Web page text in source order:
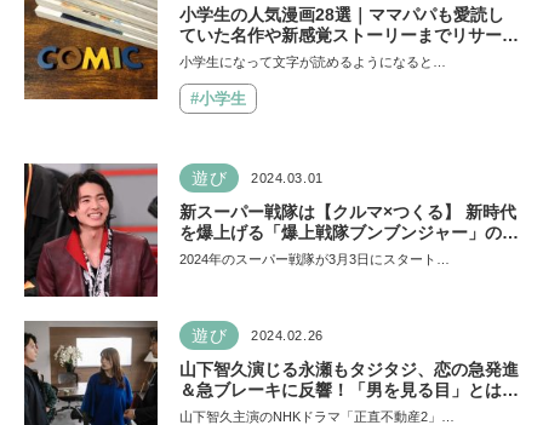
小学生の人気漫画28選｜ママパパも愛読し
ていた名作や新感覚ストーリーまでリサー
チ！
小学生になって文字が読めるようになると…
#小学生
遊び 2024.03.01
新スーパー戦隊は【クルマ×つくる】 新時代
を爆上げる「爆上戦隊ブンブンジャー」の見
どころとキャストコメント発表！
2024年のスーパー戦隊が3月3日にスタート…
遊び 2024.02.26
山下智久演じる永瀬もタジタジ、恋の急発進
＆急ブレーキに反響！「男を見る目」とは？
【正直不動産2連載第7回】
山下智久主演のNHKドラマ「正直不動産2」…